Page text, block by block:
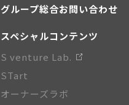
グループ総合お問い合わせ
スペシャルコンテンツ
S venture Lab.
STart
オーナーズラボ